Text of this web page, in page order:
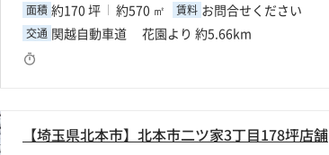
面積 約170 坪 約570 ㎡ 賃料 お問合せください
交通 関越自動車道 花園より 約5.66km
【埼玉県北本市】北本市二ツ家3丁目178坪店舗